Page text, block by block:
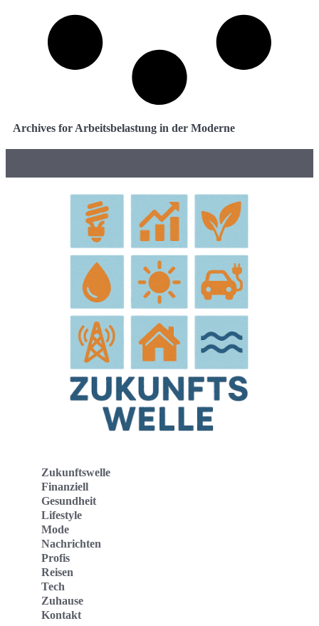
Archives for Arbeitsbelastung in der Moderne
Zukunftswelle
Finanziell
Gesundheit
Lifestyle
Mode
Nachrichten
Profis
Reisen
Tech
Zuhause
Kontakt